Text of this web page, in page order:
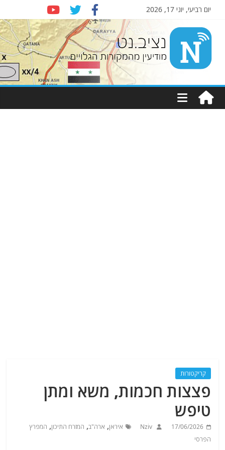
יום רביעי, יוני 17, 2026
Nziv.net
מודיעין
מהמקורות
קריקטורות
פצצות חכמות, משא ומתן
טיפש
17/06/2026
Nziv איראן, ארה"ב, המזרח התיכון, המפרץ
הפרסי